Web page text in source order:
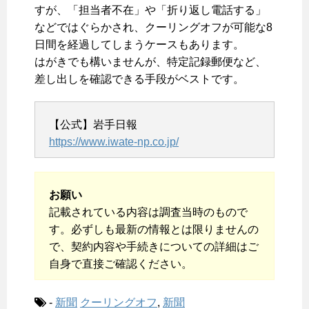
すが、「担当者不在」や「折り返し電話する」
などではぐらかされ、クーリングオフが可能な8
日間を経過してしまうケースもあります。
はがきでも構いませんが、特定記録郵便など、
差し出しを確認できる手段がベストです。
【公式】岩手日報
https://www.iwate-np.co.jp/
お願い
記載されている内容は調査当時のもので
す。必ずしも最新の情報とは限りませんの
で、契約内容や手続きについての詳細はご
自身で直接ご確認ください。
- 新聞 クーリングオフ, 新聞